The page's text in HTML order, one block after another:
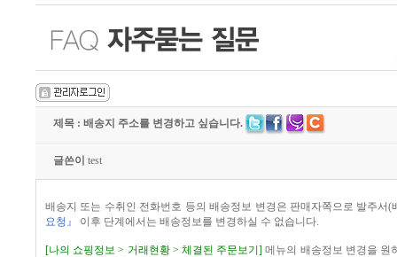
제목 : 배송지 주소를 변경하고 싶습니다.
글쓴이 test
배송지 또는 수취인 전화번호 등의 배송정보 변경은 판매자쪽으로 발주
요청』
이후 단계에서는 배송정보를 변경하실 수 없습니다.
[나의 쇼핑정보 > 거래현황 > 체결된 주문보기] 메뉴의 배송정보 변경을 원